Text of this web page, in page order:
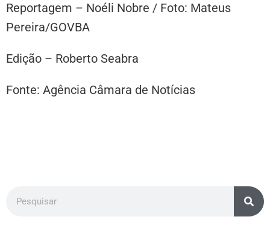
Reportagem – Noéli Nobre / Foto: Mateus
Pereira/GOVBA
Edição – Roberto Seabra
Fonte: Agência Câmara de Notícias